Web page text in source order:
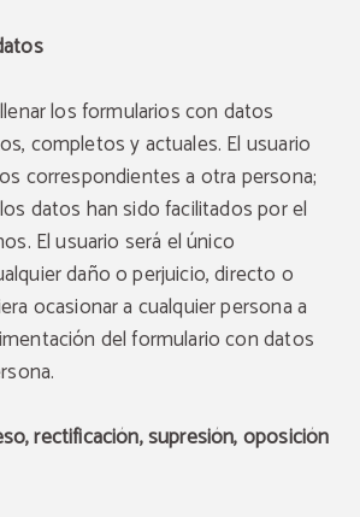
los formularios con datos
completos y actuales. El usuario
correspondientes a otra persona;
datos han sido facilitados por el
El usuario será el único
daño o perjuicio, directo o
ocasionar a cualquier persona a
del formulario con datos
rectificación, supresión, oposición